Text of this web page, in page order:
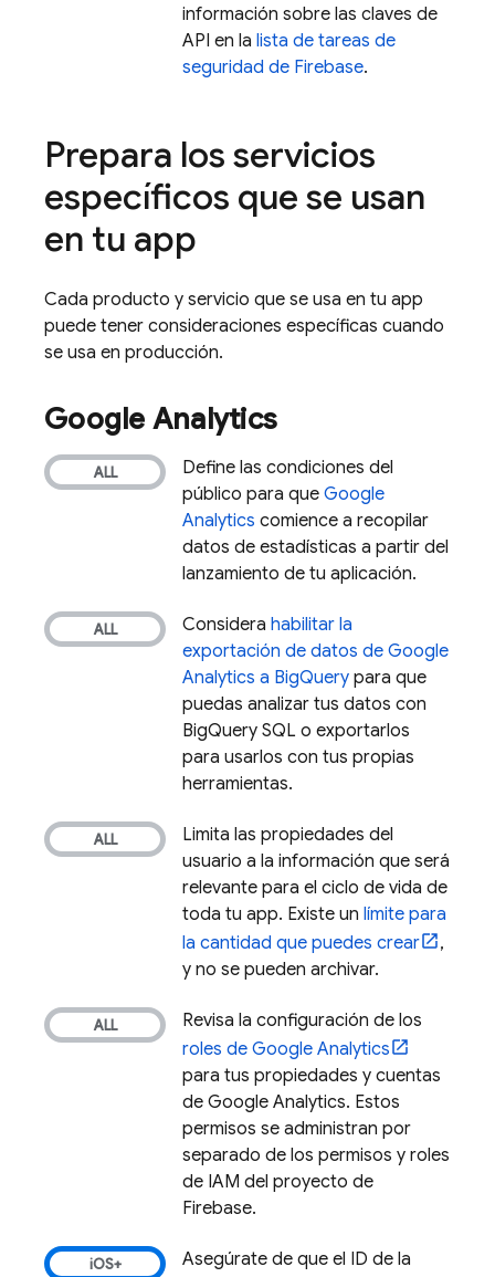
información sobre las claves de
API en la lista de tareas de
seguridad de Firebase.
Prepara los servicios
específicos que se usan
en tu app
Cada producto y servicio que se usa en tu app
puede tener consideraciones específicas cuando
se usa en producción.
Google Analytics
Define las condiciones del
público para que Google
Analytics comience a recopilar
datos de estadísticas a partir del
lanzamiento de tu aplicación.
Considera habilitar la
exportación de datos de Google
Analytics a BigQuery para que
puedas analizar tus datos con
BigQuery SQL o exportarlos
para usarlos con tus propias
herramientas.
Limita las propiedades del
usuario a la información que será
relevante para el ciclo de vida de
toda tu app. Existe un límite para
la cantidad que puedes crear
,
y no se pueden archivar.
Revisa la configuración de los
roles de Google Analytics
para tus propiedades y cuentas
de Google Analytics. Estos
permisos se administran por
separado de los permisos y roles
de IAM del proyecto de
Firebase.
Asegúrate de que el ID de la